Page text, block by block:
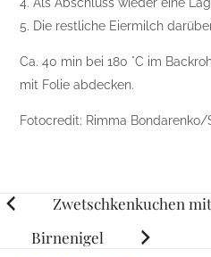
5. Die restliche Eiermilch
Ca. 40 min bei 180 °C im
mit Folie abdecken.
Fotocredit: Rimma
Posts
navigation
Zwetschkenkuchen
Birnenigel